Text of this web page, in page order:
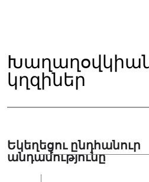
կղզիներ
Եկեղեցու ընդհանուր
անդամությունը